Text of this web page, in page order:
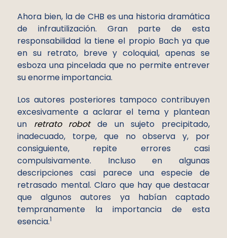
Ahora bien, la de CHB es una historia dramática
de infrautilización. Gran parte de esta
responsabilidad la tiene el propio Bach ya que
en su retrato, breve y coloquial, apenas se
esboza una pincelada que no permite entrever
su enorme importancia.
Los autores posteriores tampoco contribuyen
excesivamente a aclarar el tema y plantean
un retrato robotde un sujeto precipitado,
inadecuado, torpe, que no observa y, por
consiguiente, repite errores casi
compulsivamente. Incluso en algunas
descripciones casi parece una especie de
retrasado mental. Claro que hay que destacar
que algunos autores ya habían captado
tempranamente la importancia de esta
esencia.1